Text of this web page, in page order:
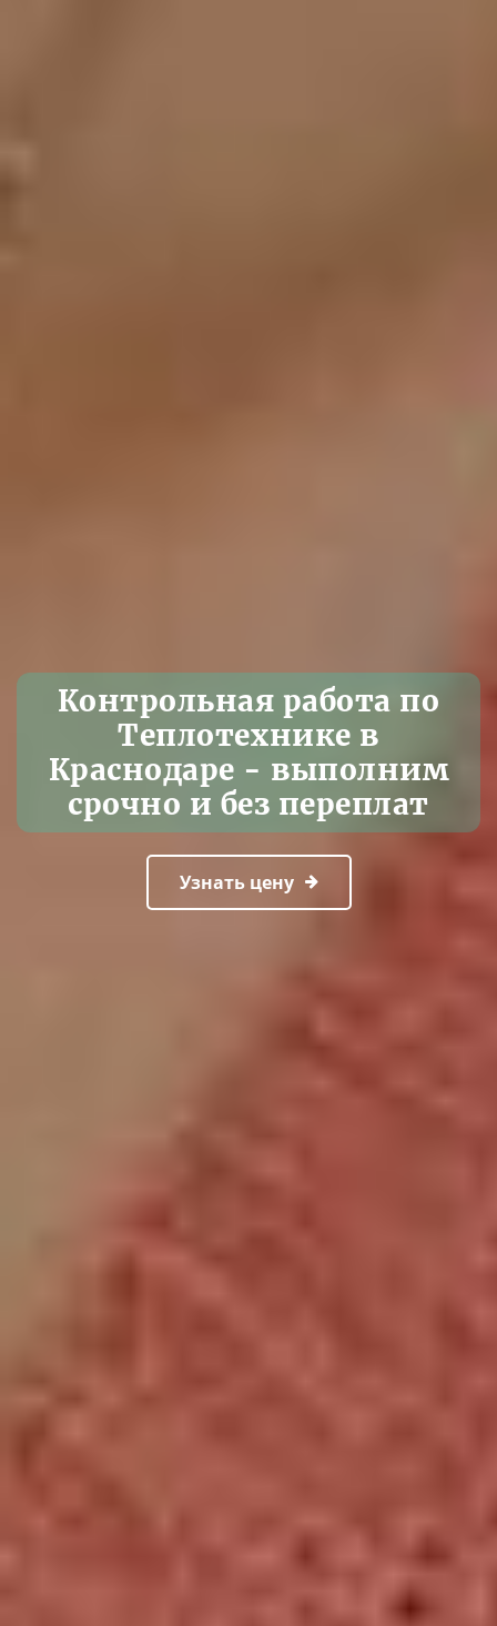
Контрольная работа по
Теплотехнике в
Краснодаре - выполним
срочно и без переплат
Узнать цену